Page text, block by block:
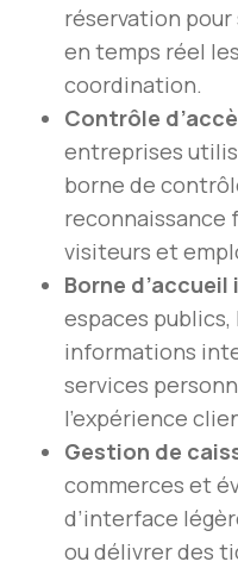
réservation
en temps réel
coordination.
Contrôle
entreprises
borne de
reconnaissance
visiteurs et
Borne
espaces publics,
informations
services
l’expérience
Gestion de
commerces et
d’interface
ou délivrer des